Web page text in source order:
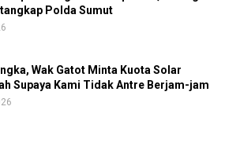
Polda Sumut
Wak Gatot Minta Kuota Solar
Supaya Kami Tidak Antre Berjam-jam